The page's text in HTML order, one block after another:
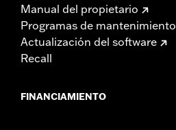
Manual del propietario
Programas de mantenimiento
Actualización del software
Recall
FINANCIAMIENTO